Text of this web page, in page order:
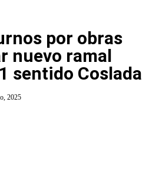
por obras
nuevo ramal
sentido Coslada
2025